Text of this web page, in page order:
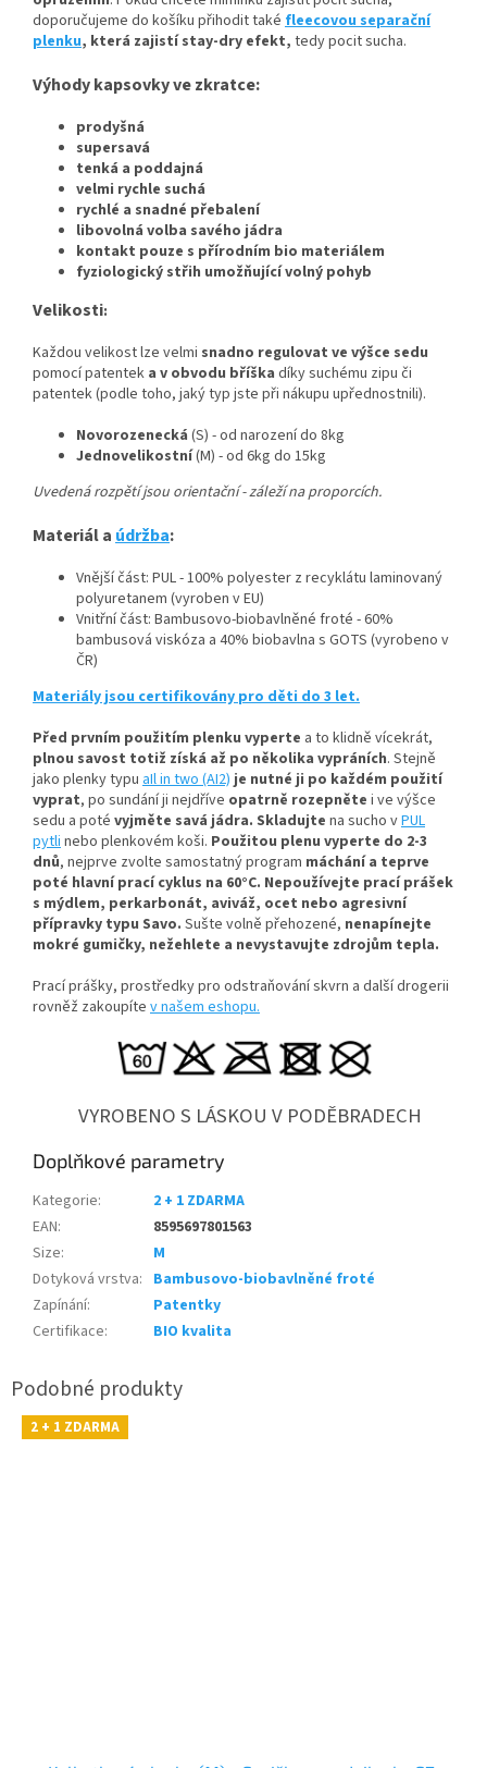
doporučujeme do košíku přihodit také fleecovou separační
plenku, která zajistí stay-dry efekt, tedy pocit sucha.
Výhody kapsovky ve zkratce:
prodyšná
supersavá
tenká a poddajná
velmi rychle suchá
rychlé a snadné přebalení
libovolná volba savého jádra
kontakt pouze s přírodním bio materiálem
fyziologický střih umožňující volný pohyb
Velikosti:
Každou velikost lze velmi snadno regulovat ve výšce sedu
pomocí patentek a v obvodu bříška díky suchému zipu či
patentek (podle toho, jaký typ jste při nákupu upřednostnili).
Novorozenecká (S) - od narození do 8kg
Jednovelikostní(M) - od 6kg do 15kg
Uvedená rozpětí jsou orientační - záleží na proporcích.
Materiál a údržba:
Vnější část: PUL - 100% polyester z recyklátu laminovaný
polyuretanem (vyroben v EU)
Vnitřní část: Bambusovo-biobavlněné froté - 60%
bambusová viskóza a 40% biobavlna s GOTS (vyrobeno v
ČR)
Materiály jsou certifikovány pro děti do 3 let.
Před prvním použitím plenku vyperte a to klidně vícekrát,
plnou savost totiž získá až po několika vypráních. Stejně
jako plenky typu aIl in two (AI2) je nutné ji po každém použití
vyprat, po sundání ji nejdříve opatrně rozepněte i ve výšce
sedu a poté vyjměte savá jádra. Skladujte na sucho vPUL
pytlinebo plenkovém koši. Použitou plenu vyperte do 2-3
dnů, nejprve zvolte samostatný program máchání a teprve
poté hlavní prací cyklus na 60°C. Nepoužívejte prací prášek
s mýdlem, perkarbonát, aviváž, ocet nebo agresivní
přípravky typu Savo. Sušte volně přehozené, nenapínejte
mokré gumičky, nežehlete a nevystavujte zdrojům tepla.
Prací prášky, prostředky pro odstraňování skvrn a další drogerii
rovněž zakoupíte v našem eshopu.
VYROBENO S LÁSKOU V PODĚBRADECH
Doplňkové parametry
Kategorie:
2 + 1 ZDARMA
EAN:
8595697801563
Size:
M
Dotyková vrstva: Bambusovo-biobavlněné froté
Zapínání:
Patentky
Certifikace: BIO kvalita
2 + 1 ZDARMA